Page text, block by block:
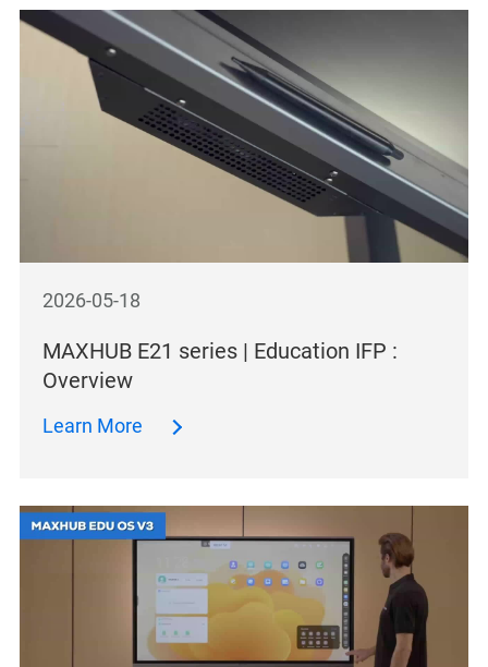
2026-05-18
MAXHUB E21 series | Education IFP :
Overview
Learn More